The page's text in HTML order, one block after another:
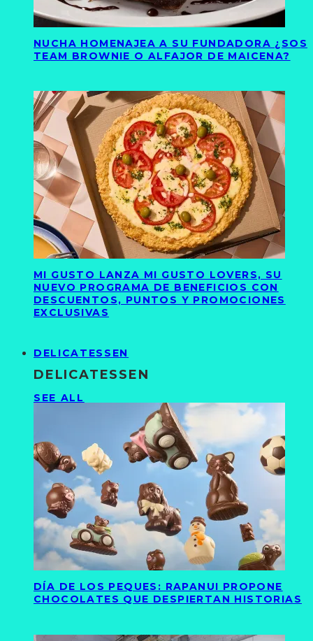
NUCHA HOMENAJEA A SU FUNDADORA ¿SOS
TEAM BROWNIE O ALFAJOR DE MAICENA?
MI GUSTO LANZA MI GUSTO LOVERS, SU
NUEVO PROGRAMA DE BENEFICIOS CON
DESCUENTOS, PUNTOS Y PROMOCIONES
EXCLUSIVAS
DELICATESSEN
DELICATESSEN
SEE ALL
DÍA DE LOS PEQUES: RAPANUI PROPONE
CHOCOLATES QUE DESPIERTAN HISTORIAS